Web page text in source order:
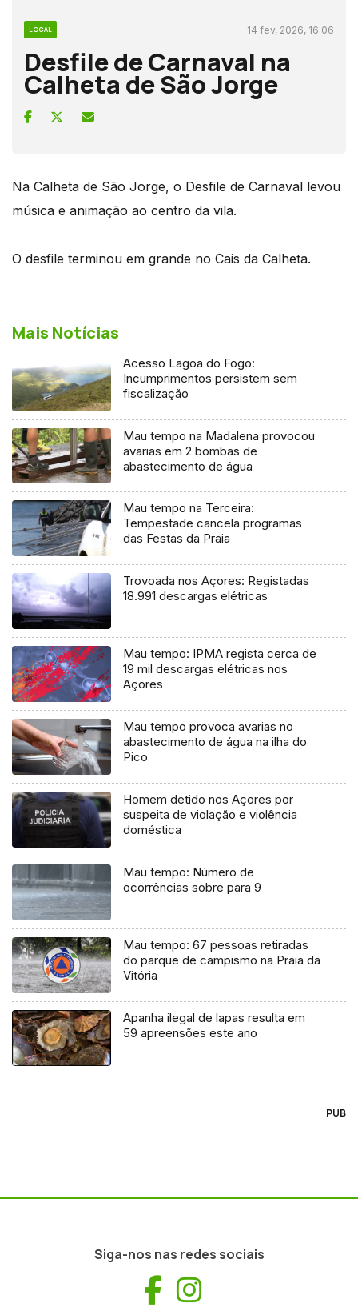
LOCAL 14 fev, 2026, 16:06
Desfile de Carnaval na
Calheta de São Jorge
Na Calheta de São Jorge, o Desfile de Carnaval levou
música e animação ao centro da vila.
O desfile terminou em grande no Cais da Calheta.
Mais Notícias
Acesso Lagoa do Fogo:
Incumprimentos persistem sem
fiscalização
Mau tempo na Madalena provocou
avarias em 2 bombas de
abastecimento de água
Mau tempo na Terceira:
Tempestade cancela programas
das Festas da Praia
Trovoada nos Açores: Registadas
18.991 descargas elétricas
Mau tempo: IPMA regista cerca de
19 mil descargas elétricas nos
Açores
Mau tempo provoca avarias no
abastecimento de água na ilha do
Pico
Homem detido nos Açores por
suspeita de violação e violência
doméstica
Mau tempo: Número de
ocorrências sobre para 9
Mau tempo: 67 pessoas retiradas
do parque de campismo na Praia da
Vitória
Apanha ilegal de lapas resulta em
59 apreensões este ano
PUB
Siga-nos nas redes sociais
Facebook